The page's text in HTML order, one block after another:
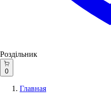
Роздільник
0
Главная